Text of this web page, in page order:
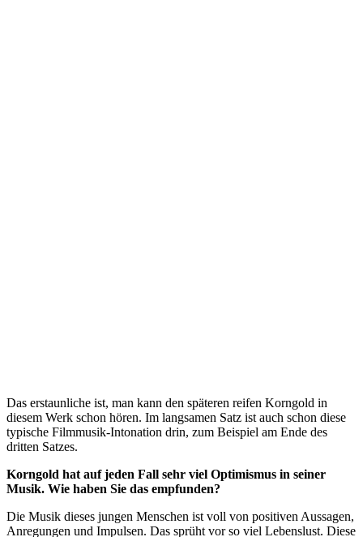
Das erstaunliche ist, man kann den späteren reifen Korngold in
diesem Werk schon hören. Im langsamen Satz ist auch schon diese
typische Filmmusik-Intonation drin, zum Beispiel am Ende des
dritten Satzes.
Korngold hat auf jeden Fall sehr viel Optimismus in seiner
Musik. Wie haben Sie das empfunden?
Die Musik dieses jungen Menschen ist voll von positiven Aussagen,
Anregungen und Impulsen. Das sprüht vor so viel Lebenslust. Diese